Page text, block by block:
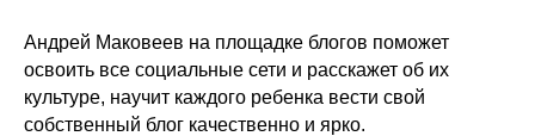
Андрей Маковеев на площадке блогов поможет
освоить все социальные сети и расскажет об их
культуре, научит каждого ребенка вести свой
собственный блог качественно и ярко.